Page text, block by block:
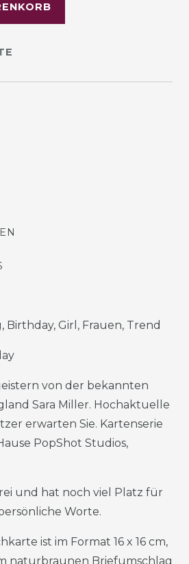
Birthday, Girl, Frauen, Trend
von der bekannten
Sara Miller. Hochaktuelle
erwarten Sie. Kartenserie
PopShot Studios,
und hat noch viel Platz für
Worte.
ist im Format 16 x 16 cm,
naturbraunen Briefumschlag